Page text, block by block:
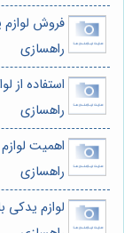
فروش لوازم
راهسازی
استفاده از
راهسازی
اهمیت
راهسازی
لوازم یدکی